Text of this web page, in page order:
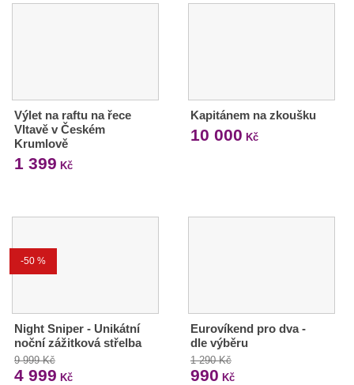
Výlet na raftu na řece
Vltavě v Českém
Krumlově
1 399 Kč
Kapitánem na zkoušku
10 000 Kč
-50 %
Night Sniper - Unikátní
noční zážitková střelba
9 999 Kč
4 999 Kč
Eurovíkend pro dva -
dle výběru
1 290 Kč
990 Kč